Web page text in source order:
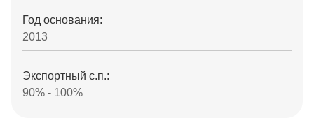
Год основания:
2013
Экспортный с.п.:
90% - 100%